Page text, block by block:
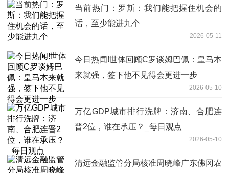
当前热门：罗斯：我们能把握住机会的
话，至少能进九个
2026-05-11
今日热闻!世体回顾C罗谈姆巴佩：皇马本
来就强，签下他不见得会更进一步
2026-05-10
万亿GDP城市排行洗牌：济南、合肥连
晋2位，谁在承压？_每日观点
2026-05-10
清远金融监管分局核准周晓峰广东佛冈农